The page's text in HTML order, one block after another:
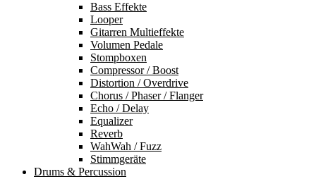
Bass Effekte
Looper
Gitarren Multieffekte
Volumen Pedale
Stompboxen
Compressor / Boost
Distortion / Overdrive
Chorus / Phaser / Flanger
Echo / Delay
Equalizer
Reverb
WahWah / Fuzz
Stimmgeräte
Drums & Percussion